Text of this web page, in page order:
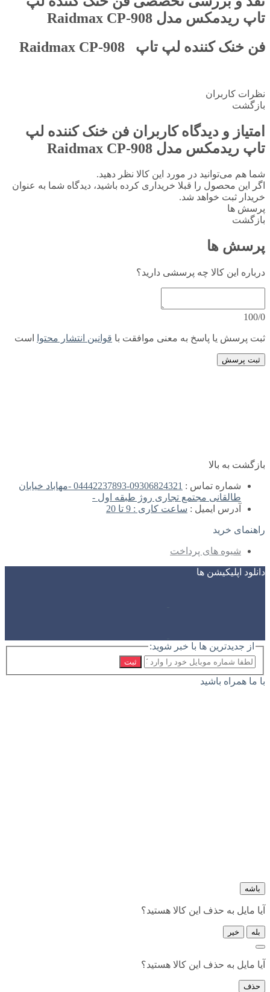
تاپ ریدمکس مدل Raidmax CP-908
فن خنک کننده لپ تاپ Raidmax CP-908
نظرات کاربران
بازگشت
امتیاز و دیدگاه کاربران فن خنک کننده لپ
تاپ ریدمکس مدل Raidmax CP-908
شما هم می‌توانید در مورد این کالا نظر دهید.
اگر این محصول را قبلا خریداری کرده باشید، دیدگاه شما به عنوان
خریدار ثبت خواهد شد.
پرسش ها
بازگشت
پرسش ها
درباره این کالا چه پرسشی دارید؟
100/0
ثبت پرسش یا پاسخ به معنی موافقت با قوانین انتشار محتوا است
ثبت پرسش
بازگشت به بالا
شماره تماس :
09306824321-04442237893 -مهاباد خیابان
طالقانی مجتمع تجاری روژ طبقه اول -
آدرس ایمیل : ساعت کاری : 9 تا 20
راهنمای خرید
شیوه های پرداخت
دانلود اپلیکیشن ها
از جدیدترین ها با خبر شوید:
ثبت
با ما همراه باشید
باشه
آیا مایل به حذف این کالا هستید؟
بله خیر
آیا مایل به حذف این کالا هستید؟
حذف